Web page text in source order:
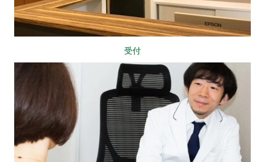
受付